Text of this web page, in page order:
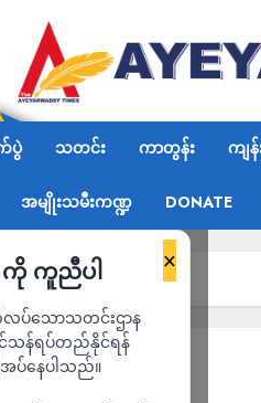
ပွဲ သတင်း ကာတွန်း ကျန်
အမျိုးသမီးကဏ္ဍ DONATE
×
ကို ကူညီပါ
သောသတင်းဌာန
သန်ရပ်တည်နိုင်ရန်
နေပါသည်။